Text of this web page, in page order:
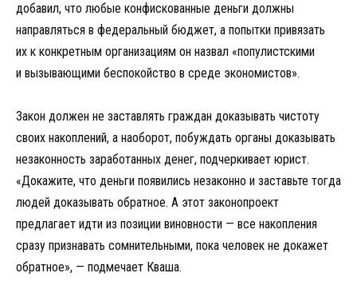
добавил, что любые конфискованные деньги должны
направляться в федеральный бюджет, а попытки привязать
их к конкретным организациям он назвал «популистскими
и вызывающими беспокойство в среде экономистов».
Закон должен не заставлять граждан доказывать чистоту
своих накоплений, а наоборот, побуждать органы доказывать
незаконность заработанных денег, подчеркивает юрист.
«Докажите, что деньги появились незаконно и заставьте тогда
людей доказывать обратное. А этот законопроект
предлагает идти из позиции виновности — все накопления
сразу признавать сомнительными, пока человек не докажет
обратное», — подмечает Кваша.